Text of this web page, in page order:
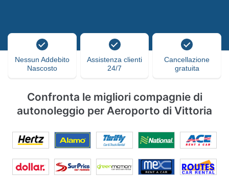
Nessun Addebito
Nascosto
Assistenza clienti
24/7
Cancellazione
gratuita
Confronta le migliori compagnie di
autonoleggio per Aeroporto di Vittoria